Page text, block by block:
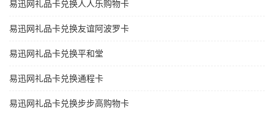
易迅网礼品卡兑换人人乐购物卡
易迅网礼品卡兑换友谊阿波罗卡
易迅网礼品卡兑换平和堂
易迅网礼品卡兑换通程卡
易迅网礼品卡兑换步步高购物卡